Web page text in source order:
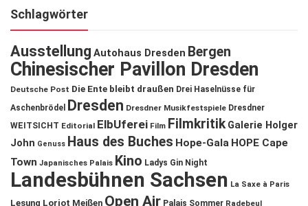
Schlagwörter
Ausstellung Autohaus Dresden Bergen
Chinesischer Pavillon Dresden
Deutsche Post Die Ente bleibt draußen Drei Haselnüsse für
Aschenbrödel
Dresden Dresdner Musikfestspiele Dresdner
WEITSICHT Editorial ElbUferei Film Filmkritik Galerie Holger
John Genuss Haus des Buches Hope-Gala HOPE Cape
Town Japanisches Palais Kino Ladys Gin Night
Landesbühnen Sachsen La Saxe à Paris
Lesung Loriot Meißen Open Air Palais Sommer Radebeul